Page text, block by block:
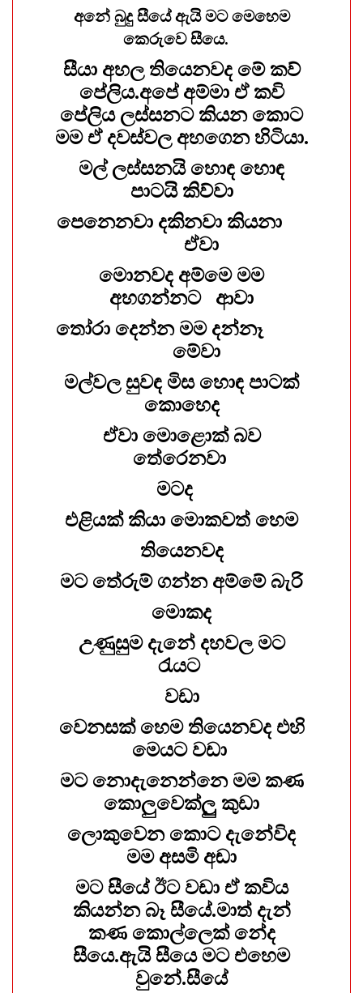
අනේ බුදු සීයේ ඇයි මට මෙහෙම
කෙරුවෙ සීයෙ.
සීයා අහල තියෙනවද මේ කව්
පේලිය.අපේ අම්මා ඒ කවි
පේලිය ලස්සනට කියන කොට
මම ඒ දවස්වල අහගෙන හිටියා.
මල් ලස්සනයි හොඳ හොඳ
පාටයි කිව්වා
පෙනෙනවා දකිනවා කියනා
ඒවා
මොනවද අම්මෙ මම
අහගන්නට ආවා
තෝරා දෙන්න මම දන්නෑ
මේවා
මල්වල සුවඳ මිස හොඳ පාටක්
කොහෙද
ඒවා මොළොක් බව
තේරෙනවා
මටද
එළියක් කියා මොකවත් හෙම
තියෙනවද
මට තේරුම් ගන්න අම්මේ බැරි
මොකද
උණුසුම දැනේ දහවල මට
රැයට
වඩා
වෙනසක් හෙම තියෙනවද එහි
මෙයට වඩා
මට නොදැනෙන්නෙ මම කණ
කොලුවෙක්ලුු කුඩා
ලොකුවෙන කොට දැනේවිද
මම අසමි අඬා
මට සීයේ ඊට වඩා ඒ කවිය
කියන්න බෑ සීයේ.මාත් දැන්
කණ කොල්ලෙක් නේද
සීයෙ.ඇයි සීයෙ මට එහෙම
වුනේ.සීයේ